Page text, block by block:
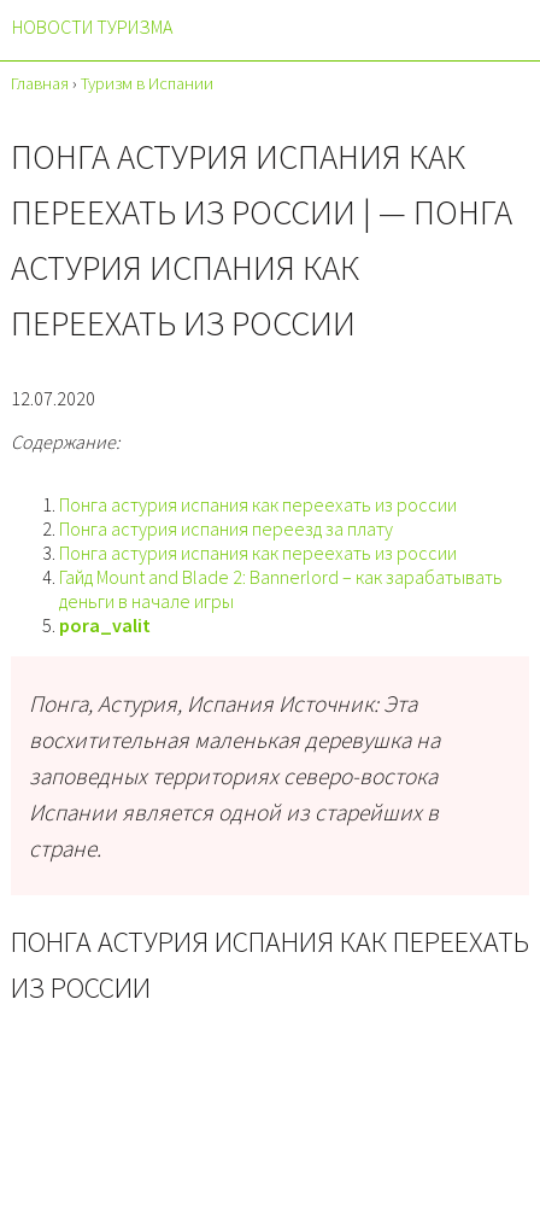
НОВОСТИ ТУРИЗМА
Главная › Туризм в Испании
ПОНГА АСТУРИЯ ИСПАНИЯ КАК
ПЕРЕЕХАТЬ ИЗ РОССИИ | — ПОНГА
АСТУРИЯ ИСПАНИЯ КАК
ПЕРЕЕХАТЬ ИЗ РОССИИ
12.07.2020
Содержание:
Понга астурия испания как переехать из россии
Понга астурия испания переезд за плату
Понга астурия испания как переехать из россии
Гайд Mount and Blade 2: Bannerlord – как зарабатывать
деньги в начале игры
pora_valit
Понга, Астурия, Испания Источник: Эта
восхитительная маленькая деревушка на
заповедных территориях северо-востока
Испании является одной из старейших в
стране.
ПОНГА АСТУРИЯ ИСПАНИЯ КАК ПЕРЕЕХАТЬ
ИЗ РОССИИ